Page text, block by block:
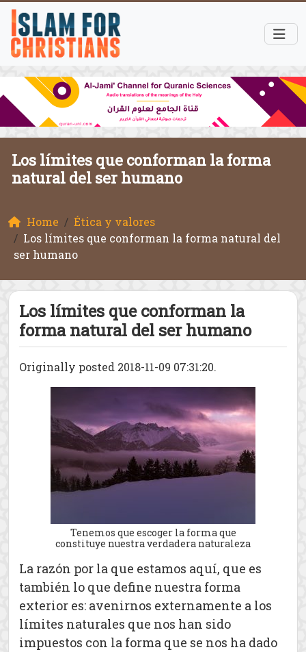
Los límites que conforman la forma
natural del ser humano
Home
Ética y valores
Los límites que conforman la forma natural del
ser humano
Los límites que conforman la
forma natural del ser humano
Originally posted 2018-11-09 07:31:20.
Tenemos que escoger la forma que
constituye nuestra verdadera naturaleza
La razón por la que estamos aquí, que es
también lo que define nuestra forma
exterior es: avenirnos externamente a los
límites naturales que nos han sido
impuestos con la forma que se nos ha dado